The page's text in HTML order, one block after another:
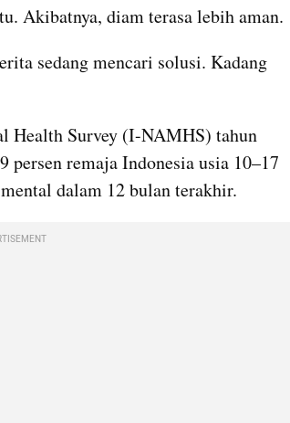
Akibatnya, diam terasa lebih aman.
sedang mencari solusi. Kadang
Health Survey (I-NAMHS) tahun
persen remaja Indonesia usia 10–17
dalam 12 bulan terakhir.